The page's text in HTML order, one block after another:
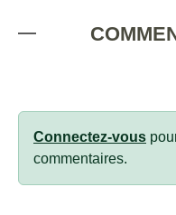
Connectez-vous
commentaires.